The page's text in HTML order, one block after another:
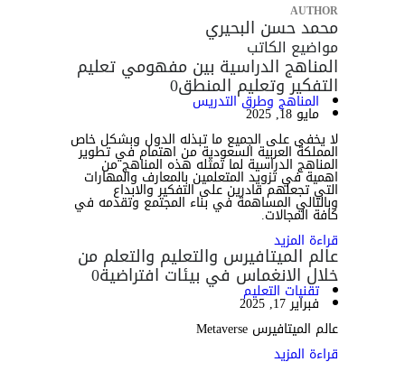
AUTHOR
محمد حسن البحيري
مواضيع الكاتب
المناهج الدراسية بين مفهومي تعليم
التفكير وتعليم المنطق0
المناهج وطرق التدريس
مايو 18, 2025
لا يخفى على الجميع ما تبذله الدول وبشكل خاص
المملكة العربية السعودية من اهتمام في تطوير
المناهج الدراسية لما تمثله هذه المناهج من
اهمية في تزويد المتعلمين بالمعارف والمهارات
التي تجعلهم قادرين على التفكير والابداع
وبالتالي المساهمة في بناء المجتمع وتقدمه في
كافة المجالات.
قراءة المزيد
عالم الميتافيرس والتعليم والتعلم من
خلال الانغماس في بيئات افتراضية0
تقنيات التعليم
فبراير 17, 2025
عالم الميتافيرس Metaverse
قراءة المزيد